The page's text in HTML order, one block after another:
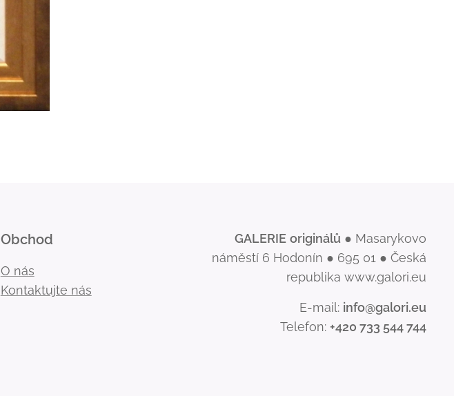
Obchod
O nás
Kontaktujte nás
GALERIE originálů ● Masarykovo
náměstí 6 Hodonín ● 695 01 ● Česká
republika www.galori.eu
E-mail: info@galori.eu
Telefon: +420 733 544 744